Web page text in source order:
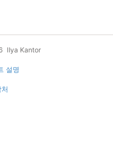
Ilya Kantor
설명